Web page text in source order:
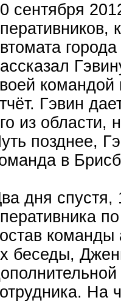
сентября
Гэвин
из области,
позднее,
в
дня спустя,
команды
беседы,
На